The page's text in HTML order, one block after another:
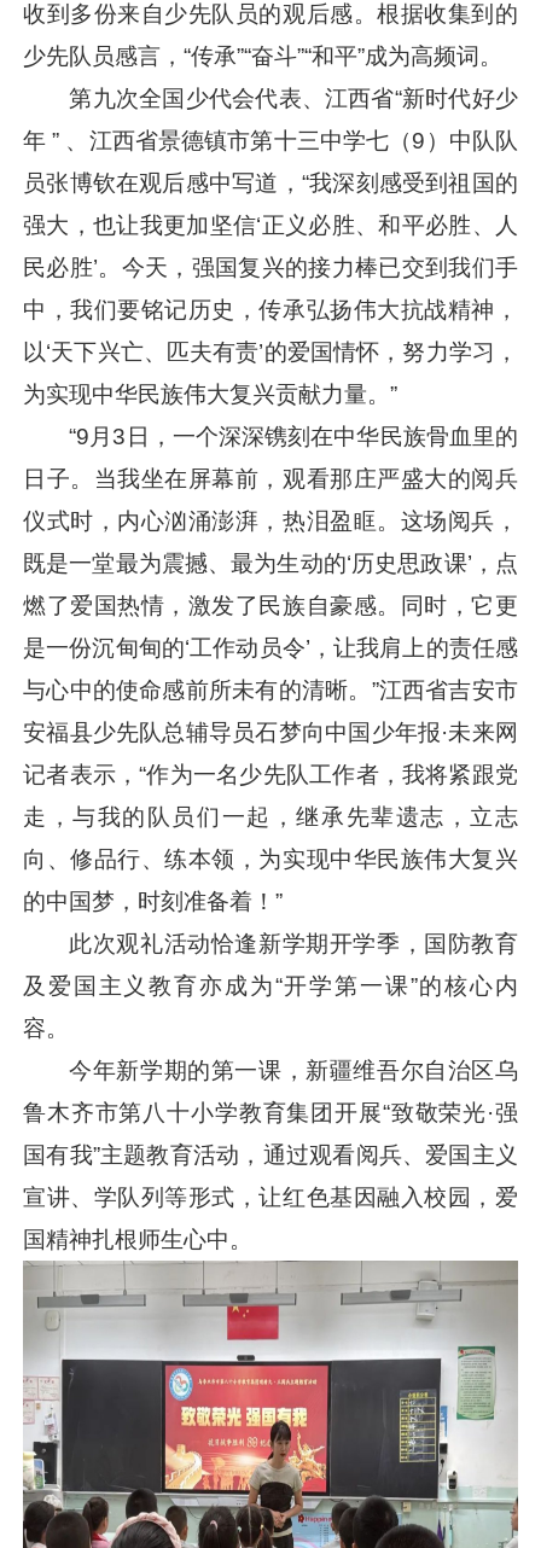
收到多份来自少先队员的观后感。根据收集到的
少先队员感言，“传承”“奋斗”“和平”成为高频词。
第九次全国少代会代表、江西省“新时代好少
年 ” 、江西省景德镇市第十三中学七（9）中队队
员张博钦在观后感中写道，“我深刻感受到祖国的
强大，也让我更加坚信‘正义必胜、和平必胜、人
民必胜’。今天，强国复兴的接力棒已交到我们手
中，我们要铭记历史，传承弘扬伟大抗战精神，
以‘天下兴亡、匹夫有责’的爱国情怀，努力学习，
为实现中华民族伟大复兴贡献力量。”
“9月3日，一个深深镌刻在中华民族骨血里的
日子。当我坐在屏幕前，观看那庄严盛大的阅兵
仪式时，内心汹涌澎湃，热泪盈眶。这场阅兵，
既是一堂最为震撼、最为生动的‘历史思政课’，点
燃了爱国热情，激发了民族自豪感。同时，它更
是一份沉甸甸的‘工作动员令’，让我肩上的责任感
与心中的使命感前所未有的清晰。”江西省吉安市
安福县少先队总辅导员石梦向中国少年报·未来网
记者表示，“作为一名少先队工作者，我将紧跟党
走，与我的队员们一起，继承先辈遗志，立志
向、修品行、练本领，为实现中华民族伟大复兴
的中国梦，时刻准备着！”
此次观礼活动恰逢新学期开学季，国防教育
及爱国主义教育亦成为“开学第一课”的核心内
容。
今年新学期的第一课，新疆维吾尔自治区乌
鲁木齐市第八十小学教育集团开展“致敬荣光·强
国有我”主题教育活动，通过观看阅兵、爱国主义
宣讲、学队列等形式，让红色基因融入校园，爱
国精神扎根师生心中。